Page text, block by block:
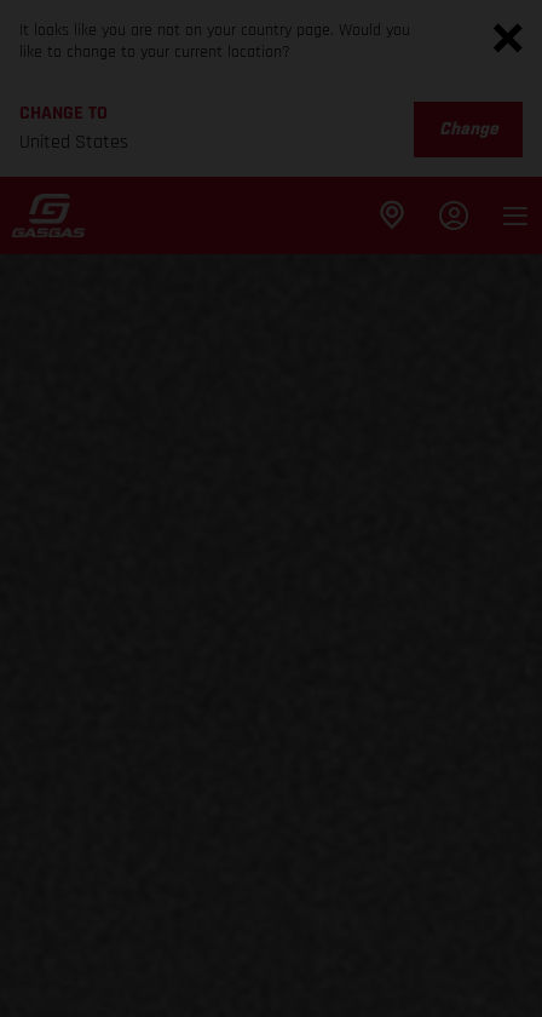
It looks like you are not on your country page. Would you
like to change to your current location?
CHANGE TO
United States
Change